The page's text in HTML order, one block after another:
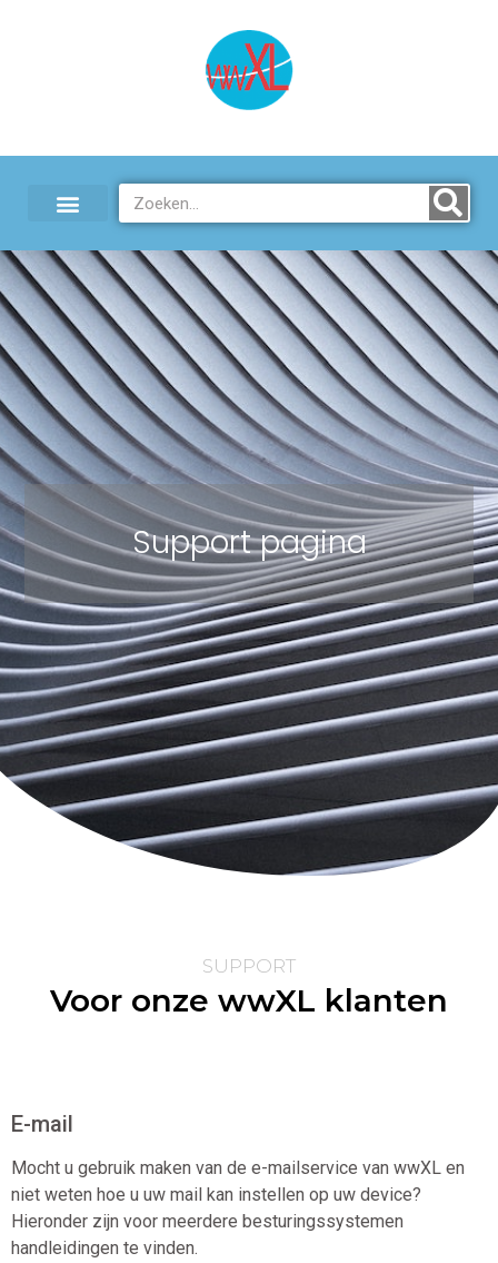
Support pagina
SUPPORT
Voor onze wwXL klanten
E-mail
Mocht u gebruik maken van de e-mailservice van wwXL en
niet weten hoe u uw mail kan instellen op uw device?
Hieronder zijn voor meerdere besturingssystemen
handleidingen te vinden.